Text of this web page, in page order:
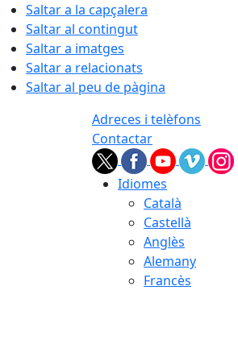
Saltar a la capçalera
Saltar al contingut
Saltar a imatges
Saltar a relacionats
Saltar al peu de pàgina
Adreces i telèfons
Contactar
Idiomes
Català
Castellà
Anglès
Alemany
Francès